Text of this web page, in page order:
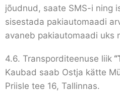
jõudnud, saate SMS-i ning
sisestada pakiautomaadi
avaneb pakiautomaadi uks
4.6. Transporditeenuse liik
Kaubad saab Ostja kätte
Priisle tee 16, Tallinnas.